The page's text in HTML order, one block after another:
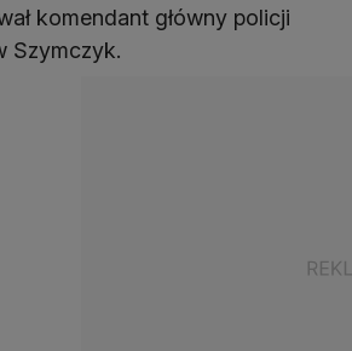
komendant główny policji
Szymczyk.